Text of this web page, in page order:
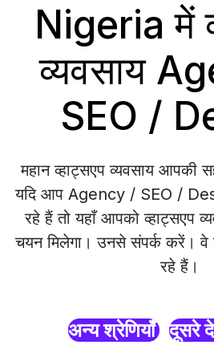
Nigeria में
व्यवसाय
SEO /
महान व्हाट्सएप व्यवसाय आपकी
यदि आप Agency / SEO /
रहे हैं तो यहाँ आपको व्हाट्सएप
चयन मिलेगा। उनसे संपर्क करें। वे
रहे हैं।
अन्य श्रेणियाँ दूसरे